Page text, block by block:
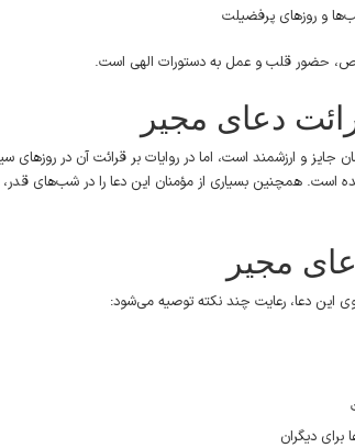
و روزهای پرفضیلت
حضور قلب و عمل به دستورات الهی است.
دعای مجیر
جایز و ارزشمند است، اما در روایات بر قرائت آن در روزهای
است. همچنین بسیاری از مؤمنان این دعا را در شب‌های قدر،
مجیر
این دعا، رعایت چند نکته توصیه می‌شود:
برای دیگران